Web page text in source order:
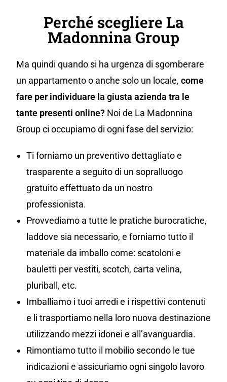
Perché scegliere La
Madonnina Group
Ma quindi quando si ha urgenza di sgomberare
un appartamento o anche solo un locale, come
fare per individuare la giusta azienda tra le
tante presenti online? Noi de La Madonnina
Group ci occupiamo di ogni fase del servizio:
Ti forniamo un preventivo dettagliato e
trasparente a seguito di un sopralluogo
gratuito effettuato da un nostro
professionista.
Provvediamo a tutte le pratiche burocratiche,
laddove sia necessario, e forniamo tutto il
materiale da imballo come: scatoloni e
bauletti per vestiti, scotch, carta velina,
pluriball, etc.
Imballiamo i tuoi arredi e i rispettivi contenuti
e li trasportiamo nella loro nuova destinazione
utilizzando mezzi idonei e all’avanguardia.
Rimontiamo tutto il mobilio secondo le tue
indicazioni e assicuriamo ogni singolo lavoro